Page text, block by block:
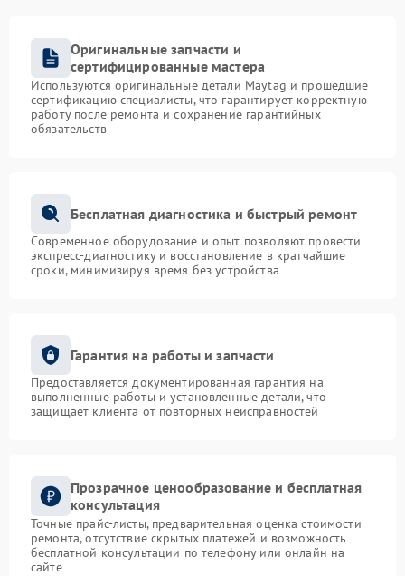
Оригинальные запчасти и
сертифицированные мастера
Используются оригинальные детали Maytag и прошедшие
сертификацию специалисты, что гарантирует корректную
работу после ремонта и сохранение гарантийных
обязательств
Бесплатная диагностика и быстрый ремонт
Современное оборудование и опыт позволяют провести
экспресс-диагностику и восстановление в кратчайшие
сроки, минимизируя время без устройства
Гарантия на работы и запчасти
Предоставляется документированная гарантия на
выполненные работы и установленные детали, что
защищает клиента от повторных неисправностей
Прозрачное ценообразование и бесплатная
консультация
Точные прайс-листы, предварительная оценка стоимости
ремонта, отсутствие скрытых платежей и возможность
бесплатной консультации по телефону или онлайн на
сайте